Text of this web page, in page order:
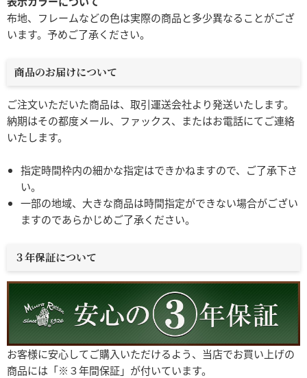
布地、フレームなどの色は実際の商品と多少異なることがござ
います。予めご了承ください。
商品のお届けについて
ご注文いただいた商品は、取引運送会社より発送いたします。
納期はその都度メール、ファックス、またはお電話にてご連絡
いたします。
指定時間枠内の細かな指定はできかねますので、ご了承下さ
い。
一部の地域、大きな商品は時間指定ができない場合がござい
ますのであらかじめご了承ください。
３年保証について
お客様に安心してご購入いただけるよう、当店でお買い上げの
商品には「※３年間保証」が付いています。